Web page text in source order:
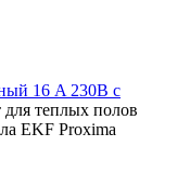
16 A 230В с
для теплых полов
EKF Proxima